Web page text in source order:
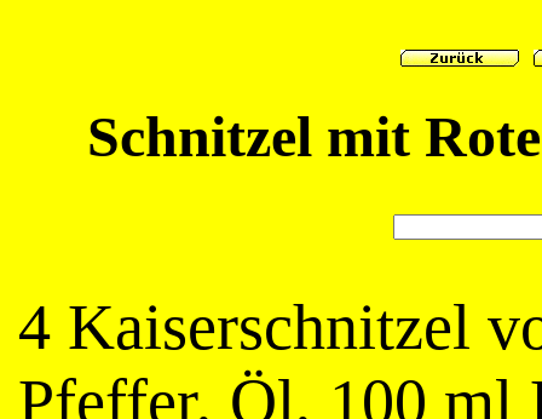
Schnitzel mit
4 Kaiserschnitzel
Pfeffer, Öl, 100 ml